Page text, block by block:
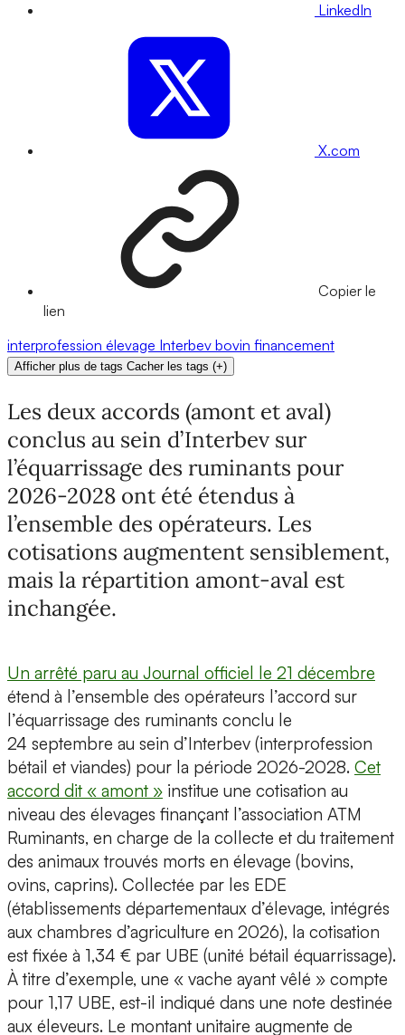
LinkedIn
X.com
Copier le
lien
interprofession élevage Interbev bovin financement
Afficher plus de tags Cacher les tags (+)
Les deux accords (amont et aval)
conclus au sein d’Interbev sur
l’équarrissage des ruminants pour
2026-2028 ont été étendus à
l’ensemble des opérateurs. Les
cotisations augmentent sensiblement,
mais la répartition amont-aval est
inchangée.
Un arrêté paru au Journal officiel le 21 décembre
étend à l’ensemble des opérateurs l’accord sur
l’équarrissage des ruminants conclu le
24 septembre au sein d’Interbev (interprofession
bétail et viandes) pour la période 2026-2028. Cet
accord dit « amont » institue une cotisation au
niveau des élevages finançant l’association ATM
Ruminants, en charge de la collecte et du traitement
des animaux trouvés morts en élevage (bovins,
ovins, caprins). Collectée par les EDE
(établissements départementaux d’élevage, intégrés
aux chambres d’agriculture en 2026), la cotisation
est fixée à 1,34 € par UBE (unité bétail équarrissage).
À titre d’exemple, une « vache ayant vêlé » compte
pour 1,17 UBE, est-il indiqué dans une note destinée
aux éleveurs. Le montant unitaire augmente de